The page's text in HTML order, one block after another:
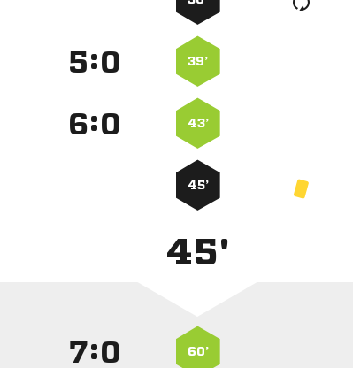
: 39’
: 43’
45’
45'
: 60’